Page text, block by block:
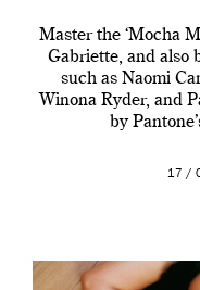
Master the ‘Mocha
Gabriette, and also
such as Naomi
Winona Ryder, and
by
17 /